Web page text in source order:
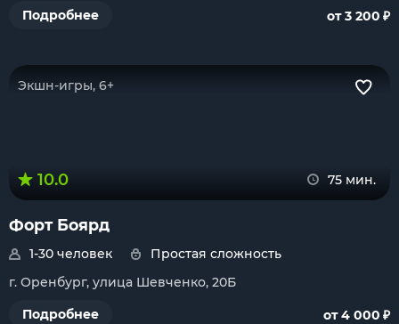
Подробнее
от 3 200 ₽
Экшн-игры, 6+
10.0 75 мин.
Форт Боярд
1-30 человек
Простая сложность
г. Оренбург, улица Шевченко, 20Б
Подробнее
от 4 000 ₽